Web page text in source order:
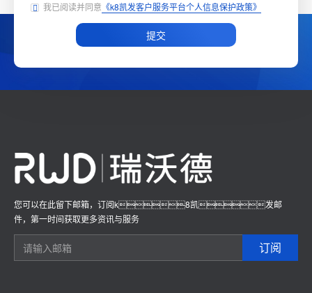
 我已阅读并同意 《k8凯发客户服务平台个人信息保护政策》
提交
您可以在此留下邮箱，订阅k8凯发邮
件，第一时间获取更多资讯与服务
订阅